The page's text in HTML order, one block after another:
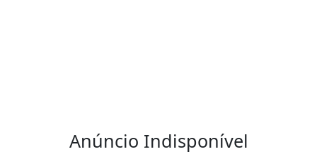
Anúncio Indisponível